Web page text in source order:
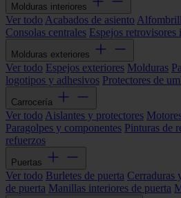
Molduras interiores
Ver todo Acabados de asiento
Consolas centrales Espejos retrovisores
Molduras exteriores
Ver todo Espejos exteriores Molduras
logotipos y adhesivos Protectores de
Carrocería
Ver todo Aislantes y protectores
Paragolpes y componentes Pinturas de
refuerzos
Puertas
Ver todo Burletes de puerta Cerraduras
de puerta Manillas interiores de puerta